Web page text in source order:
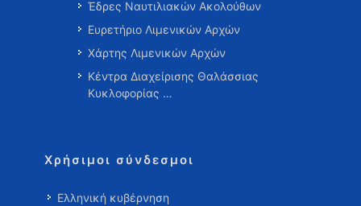
Έδρες Ναυτιλιακών Ακολούθων
Ευρετήριο Λιμενικών Αρχών
Χάρτης Λιμενικών Αρχών
Κέντρα Διαχείρισης Θαλάσσιας
Κυκλοφορίας …
Χρήσιμοι σύνδεσμοι
Ελληνική κυβέρνηση